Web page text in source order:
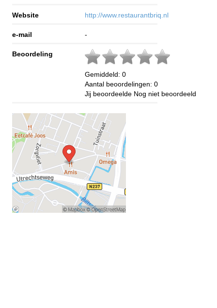
Website http://www.restaurantbriq.nl
e-mail -
Beoordeling
Gemiddeld: 0
Aantal beoordelingen: 0
Jij beoordeelde Nog niet beoordeeld